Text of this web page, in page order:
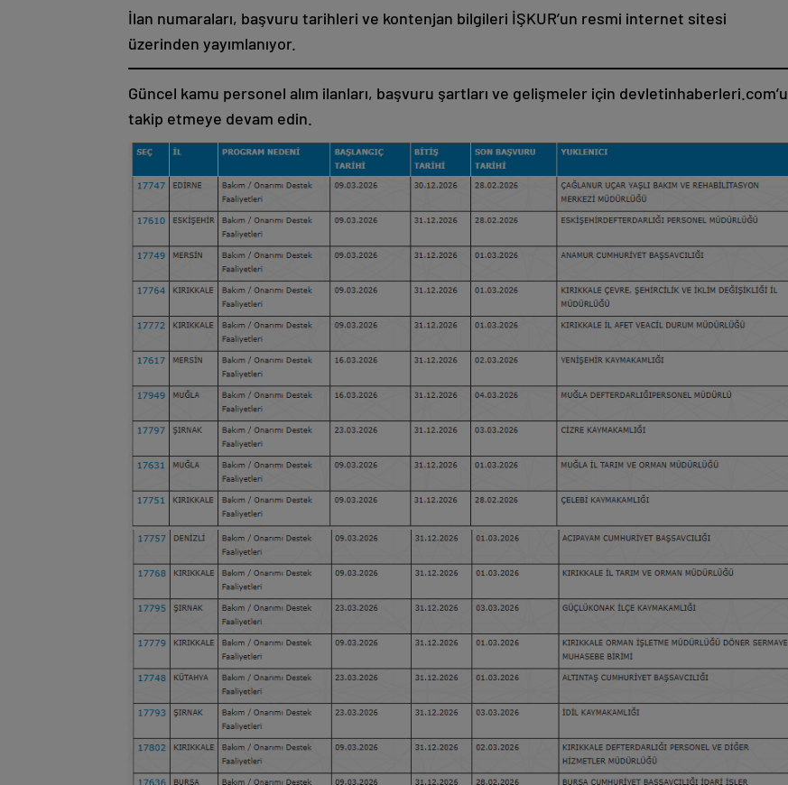
İlan numaraları, başvuru tarihleri ve kontenjan bilgileri İŞKUR’un resmi internet sitesi
üzerinden yayımlanıyor.
Güncel kamu personel alım ilanları, başvuru şartları ve gelişmeler için devletinhaberleri.com’u
takip etmeye devam edin.